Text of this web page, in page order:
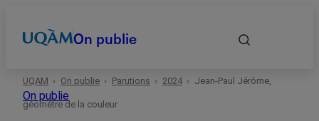
Accueil
On publie
UQAM On publie Parutions 2024 Jean-Paul Jérôme,
géomètre de la couleur
On publie